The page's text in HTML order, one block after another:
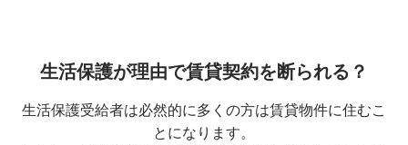
生活保護が理由で賃貸契約を断られる？
生活保護受給者は必然的に多くの方は賃貸物件に住むこ
とになります。